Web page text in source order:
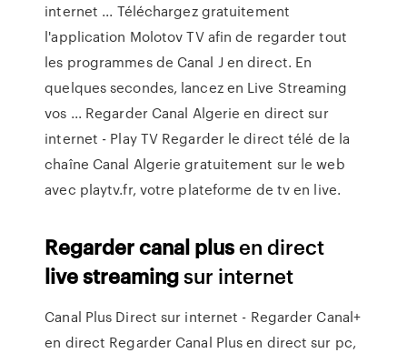
internet ... Téléchargez gratuitement
l'application Molotov TV afin de regarder tout
les programmes de Canal J en direct. En
quelques secondes, lancez en Live Streaming
vos ... Regarder Canal Algerie en direct sur
internet - Play TV Regarder le direct télé de la
chaîne Canal Algerie gratuitement sur le web
avec playtv.fr, votre plateforme de tv en live.
Regardercanal plusen direct
livestreamingsur internet
Canal Plus Direct sur internet - Regarder Canal+
en direct Regarder Canal Plus en direct sur pc,